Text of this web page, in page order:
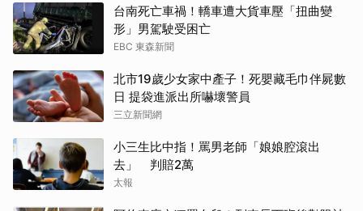
台南死亡車禍！轎車遭大貨車壓「扭曲變
形」男駕駛受困亡
EBC 東森新聞
北市19歲少女家中產子！死嬰藏毛巾伴屍數
日 提袋進派出所嚇壞警員
三立新聞網
小三生比中指！罵男老師「娘娘腔滾出
去」 判賠2萬
太報